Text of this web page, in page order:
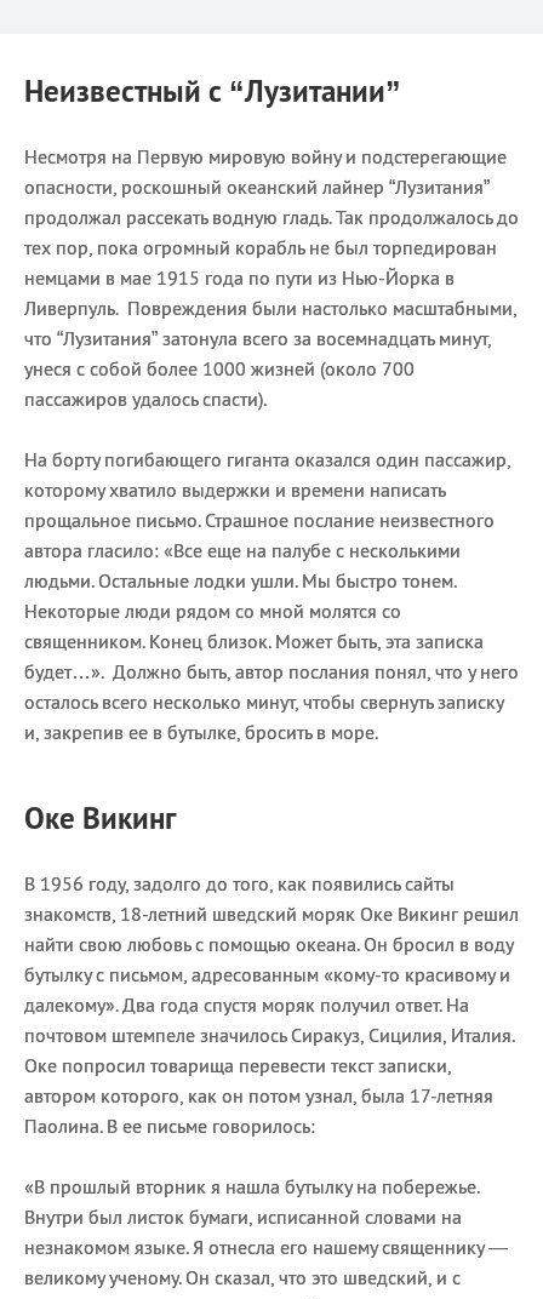
Неизвестный с “Лузитании”
Несмотря на Первую мировую войну и подстерегающие
опасности, роскошный океанский лайнер “Лузитания”
продолжал рассекать водную гладь. Так продолжалось до
тех пор, пока огромный корабль не был торпедирован
немцами в мае 1915 года по пути из Нью-Йорка в
Ливерпуль. Повреждения были настолько масштабными,
что “Лузитания” затонула всего за восемнадцать минут,
унеся с собой более 1000 жизней (около 700
пассажиров удалось спасти).
На борту погибающего гиганта оказался один пассажир,
которому хватило выдержки и времени написать
прощальное письмо. Страшное послание неизвестного
автора гласило: «Все еще на палубе с несколькими
людьми. Остальные лодки ушли. Мы быстро тонем.
Некоторые люди рядом со мной молятся со
священником. Конец близок. Может быть, эта записка
будет…». Должно быть, автор послания понял, что у него
осталось всего несколько минут, чтобы свернуть записку
и, закрепив ее в бутылке, бросить в море.
Оке Викинг
В 1956 году, задолго до того, как появились сайты
знакомств, 18-летний шведский моряк Оке Викинг решил
найти свою любовь с помощью океана. Он бросил в воду
бутылку с письмом, адресованным «кому-то красивому и
далекому». Два года спустя моряк получил ответ. На
почтовом штемпеле значилось Сиракуз, Сицилия, Италия.
Оке попросил товарища перевести текст записки,
автором которого, как он потом узнал, была 17-летняя
Паолина. В ее письме говорилось:
«В прошлый вторник я нашла бутылку на побережье.
Внутри был листок бумаги, исписанной словами на
незнакомом языке. Я отнесла его нашему священнику —
великому ученому. Он сказал, что это шведский, и с